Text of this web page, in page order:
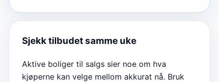
Sjekk tilbudet samme uke
Aktive boliger til salgs sier noe om hva
kjøperne kan velge mellom akkurat nå. Bruk